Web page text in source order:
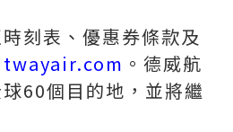
刻表、優惠券條款及
twayair.com 。德威航
60個目的地，並將繼